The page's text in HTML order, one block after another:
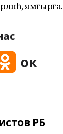
ямғырға.
РБ